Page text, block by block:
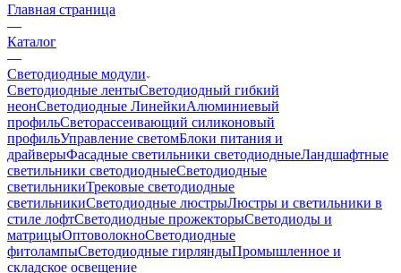
Главная страница
—
Каталог
—
Светодиодные модули
Светодиодные лентыСветодиодный гибкий
неонСветодиодные ЛинейкиАлюминиевый
профильСветорассеивающий силиконовый
профильУправление светомБлоки питания и
драйверыФасадные светильники светодиодныеЛандшафтные
светильники светодиодныеСветодиодные
светильникиТрековые светодиодные
светильникиСветодиодные люстрыЛюстры и светильники в
стиле лофтСветодиодные прожекторыСветодиоды и
матрицыОптоволокноСветодиодные
фитолампыСветодиодные гирляндыПромышленное и
складское освещение